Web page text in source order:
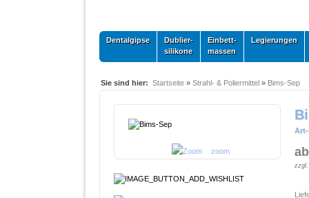
Dentalgipse
Dublier-
silikone
Einbett-
massen
Legierungen
Sie sind hier: Startseite » Strahl- & Poliermittel » Bims-Sep
zoom
Art-